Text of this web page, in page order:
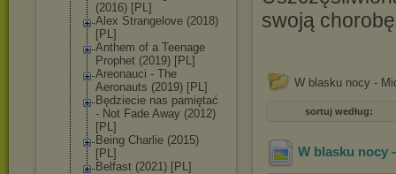
(2016) [PL]
Alex Strangelove (2018)
[PL]
Anthem of a Teenage
Prophet (2019) [PL]
Areonauci - The
Aeronauts (2019) [PL]
Będziecie nas pamiętać
- Not Fade Away (2012)
[PL]
Being Charlie (2015)
[PL]
Belfast (2021) [PL]
swoją
W blasku nocy -
sortuj według:
W blasku nocy